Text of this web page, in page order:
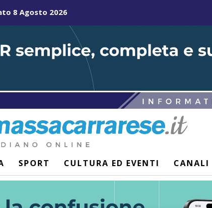
8 Agosto 2026
SPORT CULTURA ED EVENTI CANALI